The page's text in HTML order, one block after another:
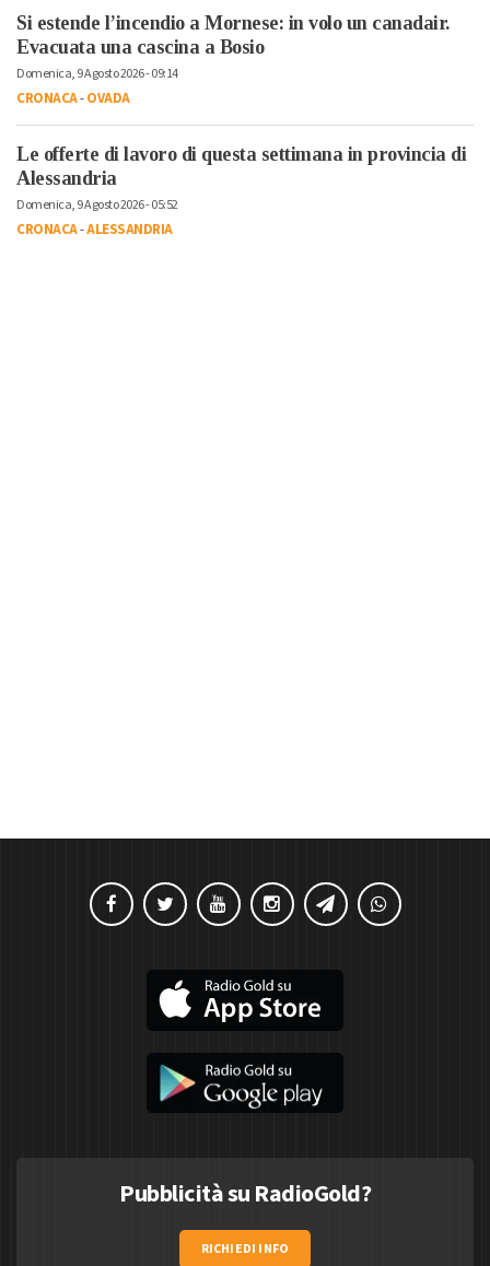
Si estende l’incendio a Mornese: in volo un canadair.
Evacuata una cascina a Bosio
Domenica, 9 Agosto 2026 - 09:14
CRONACA-OVADA
Le offerte di lavoro di questa settimana in provincia di
Alessandria
Domenica, 9 Agosto 2026 - 05:52
CRONACA-ALESSANDRIA
Pubblicità su RadioGold?
RICHIEDI INFO